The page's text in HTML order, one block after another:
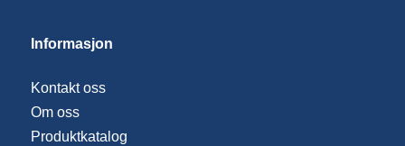
Informasjon
Kontakt oss
Om oss
Produktkatalog